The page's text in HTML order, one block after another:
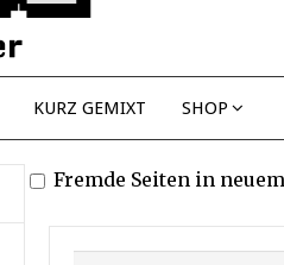
KURZ GEMIXT SHOP
Fremde Seiten in